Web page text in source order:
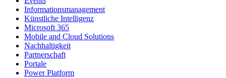
Informationsmanagement
Künstliche Intelligenz
Microsoft 365
Mobile and Cloud Solutions
Nachhaltigkeit
Partnerschaft
Portale
Power Platform